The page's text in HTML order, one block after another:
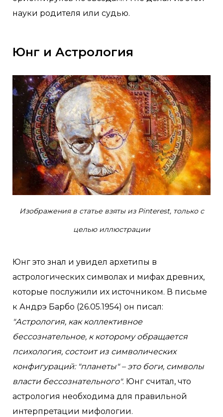
науки родителя или судью.
Юнг и Астрология
Изображения в статье взяты из Pinterest, только с
целью иллюстрации
Юнг это знал и увидел архетипы в
астрологических символах и мифах древних,
которые послужили их источником. В письме
к Андрэ Барбо (26.05.1954) он писал:
"Астрология, как коллективное
бессознательное, к которому обращается
психология, состоит из символических
конфигураций: "планеты" – это боги, символы
власти бессознательного". Юнг считал, что
астрология необходима для правильной
интерпретации мифологии.